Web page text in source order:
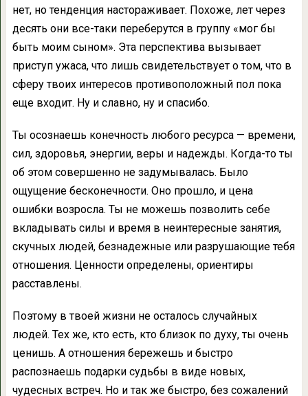
нет, но тенденция настораживает. Похоже, лет через
десять они все-таки переберутся в группу «мог бы
быть моим сыном». Эта перспектива вызывает
приступ ужаса, что лишь свидетельствует о том, что в
сферу твоих интересов противоположный пол пока
еще входит. Ну и славно, ну и спасибо.
Ты осознаешь конечность любого ресурса — времени,
сил, здоровья, энергии, веры и надежды. Когда-то ты
об этом совершенно не задумывалась. Было
ощущение бесконечности. Оно прошло, и цена
ошибки возросла. Ты не можешь позволить себе
вкладывать силы и время в неинтересные занятия,
скучных людей, безнадежные или разрушающие тебя
отношения. Ценности определены, ориентиры
расставлены.
Поэтому в твоей жизни не осталось случайных
людей. Тех же, кто есть, кто близок по духу, ты очень
ценишь. А отношения бережешь и быстро
распознаешь подарки судьбы в виде новых,
чудесных встреч. Но и так же быстро, без сожалений